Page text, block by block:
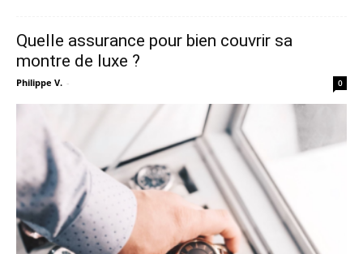
Quelle assurance pour bien couvrir sa
montre de luxe ?
Philippe V. - 0